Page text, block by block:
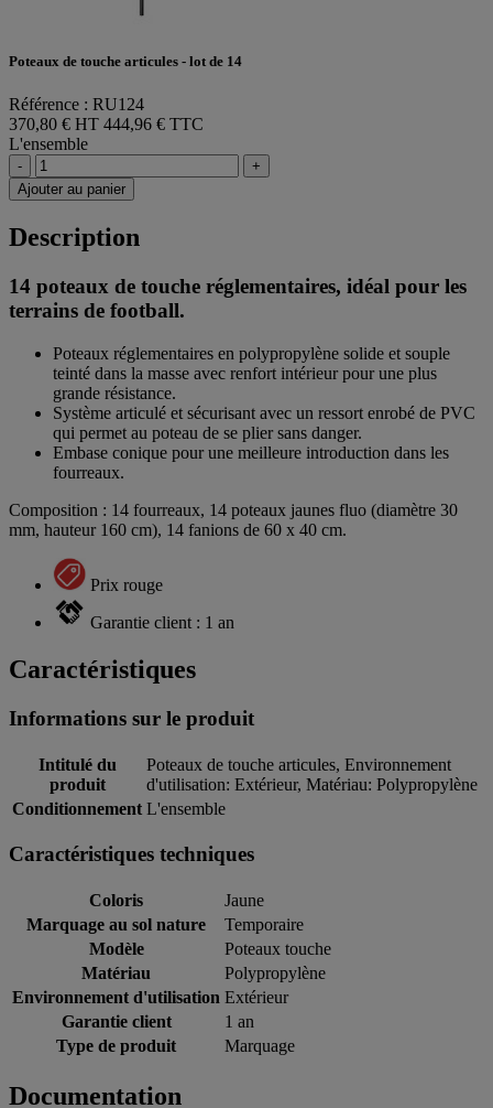
Poteaux de touche articules - lot de 14
Référence : RU124
370,80 € HT 444,96 € TTC
L'ensemble
-
+
Ajouter au panier
Description
14 poteaux de touche réglementaires, idéal pour les
terrains de football.
Poteaux réglementaires en polypropylène solide et souple
teinté dans la masse avec renfort intérieur pour une plus
grande résistance.
Système articulé et sécurisant avec un ressort enrobé de PVC
qui permet au poteau de se plier sans danger.
Embase conique pour une meilleure introduction dans les
fourreaux.
Composition : 14 fourreaux, 14 poteaux jaunes fluo (diamètre 30
mm, hauteur 160 cm), 14 fanions de 60 x 40 cm.
Prix rouge
Garantie client : 1 an
Caractéristiques
Informations sur le produit
Intitulé du
produit
Poteaux de touche articules, Environnement
d'utilisation: Extérieur, Matériau: Polypropylène
Conditionnement L'ensemble
Caractéristiques techniques
Coloris
Jaune
Marquage au sol nature
Temporaire
Modèle
Poteaux touche
Matériau
Polypropylène
Environnement d'utilisation Extérieur
Garantie client
1 an
Type de produit
Marquage
Documentation